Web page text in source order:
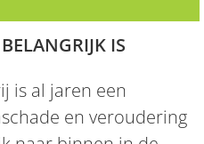
IS
is al jaren een
en veroudering